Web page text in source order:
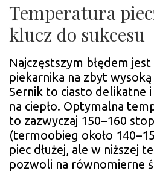
Temperatura
klucz do sukcesu
Najczęstszym błędem
piekarnika na zbyt
Sernik to ciasto delikatne
na ciepło. Optymalna
to zazwyczaj 150–160
(termoobieg około
piec dłużej, ale w niższej
pozwoli na równomierne